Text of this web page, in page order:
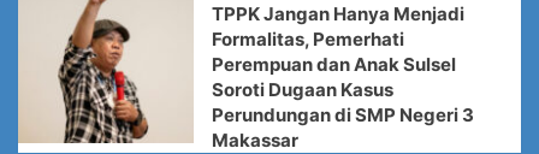
TPPK Jangan Hanya Menjadi
Formalitas, Pemerhati
Perempuan dan Anak Sulsel
Soroti Dugaan Kasus
Perundungan di SMP Negeri 3
Makassar